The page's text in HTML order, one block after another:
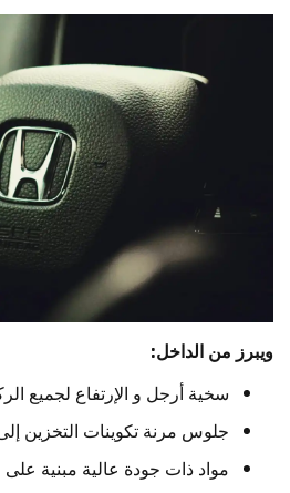
ويبرز من الداخل:
سخية أرجل و الإرتفاع لجميع
جلوس مرنة تكوينات التخزين
مواد ذات جودة عالية مبنية على